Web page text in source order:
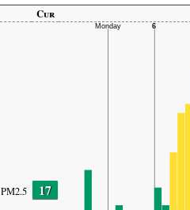
Cur
PM2.5 17